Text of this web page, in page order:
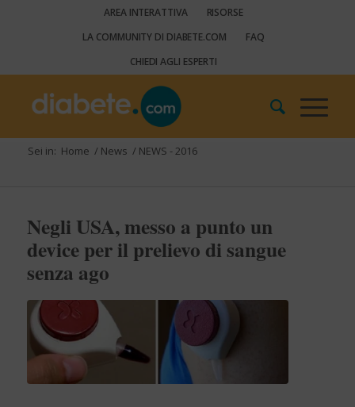
AREA INTERATTIVA
RISORSE
LA COMMUNITY DI DIABETE.COM
FAQ
CHIEDI AGLI ESPERTI
Sei in: Home / News / NEWS - 2016
Negli USA, messo a punto un
device per il prelievo di sangue
senza ago